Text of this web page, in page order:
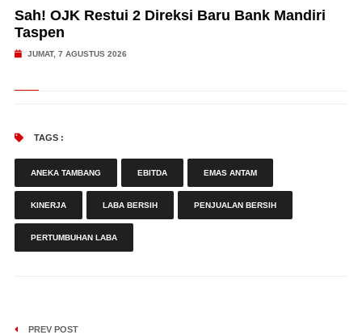
Sah! OJK Restui 2 Direksi Baru Bank Mandiri
Taspen
JUMAT, 7 AGUSTUS 2026
TAGS :
ANEKA TAMBANG EBITDA EMAS ANTAM
KINERJA LABA BERSIH PENJUALAN BERSIH
PERTUMBUHAN LABA
PREV POST